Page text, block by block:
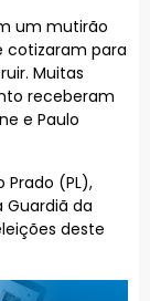
um mutirão
cotizaram para
Muitas
receberam
e Paulo
Prado (PL),
da
deste